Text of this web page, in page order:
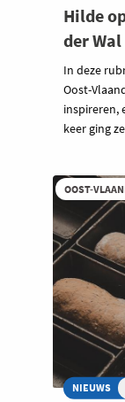
Hilde
der Wal
In deze
Oost-
inspireren,
keer ging
OOST-
NIEUWS